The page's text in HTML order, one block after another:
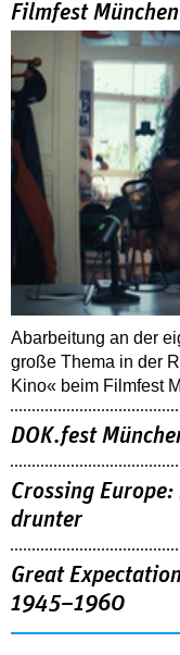
Filmfest
Abarbeitung an der
große Thema in der
Kino« beim Filmfest
DOK.fest
Crossing
drunter
Great
1945–1960